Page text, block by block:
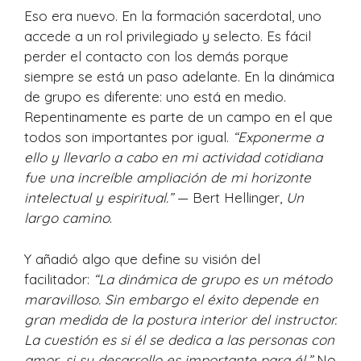
Eso era nuevo. En la formación sacerdotal, uno
accede a un rol privilegiado y selecto. Es fácil
perder el contacto con los demás porque
siempre se está un paso adelante. En la dinámica
de grupo es diferente: uno está en medio.
Repentinamente es parte de un campo en el que
todos son importantes por igual. “Exponerme a
ello y llevarlo a cabo en mi actividad cotidiana
fue una increíble ampliación de mi horizonte
intelectual y espiritual.”— Bert Hellinger, Un
largo camino.
Y añadió algo que define su visión del
facilitador: “La dinámica de grupo es un método
maravilloso. Sin embargo el éxito depende en
gran medida de la postura interior del instructor.
La cuestión es si él se dedica a las personas con